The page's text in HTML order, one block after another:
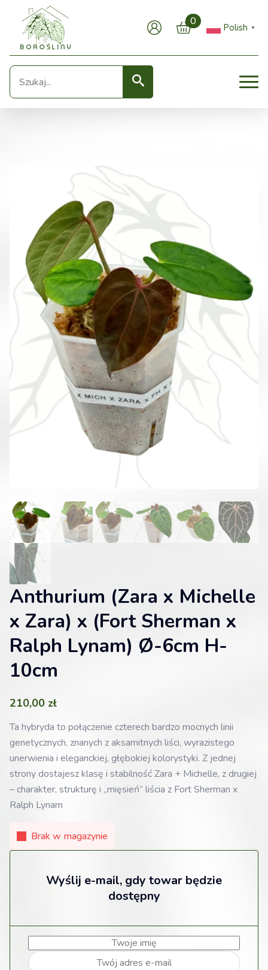
0
Polish ▼
Seearch
Anthurium (Zara x Michelle
x Zara) x (Fort Sherman x
Ralph Lynam) Ø-6cm H-
10cm
210,00 zł
Ta hybryda to połączenie czterech bardzo mocnych linii
genetycznych, znanych z aksamitnych liści, wyrazistego
unerwienia i eleganckiej, głębokiej kolorystyki. Z jednej
strony dostajesz klasę i stabilność Zara + Michelle, z drugiej
– charakter, strukturę i „mięsień” liścia z Fort Sherman x
Ralph Lynam
Brak w magazynie
Wyślij e-mail, gdy towar będzie
dostępny